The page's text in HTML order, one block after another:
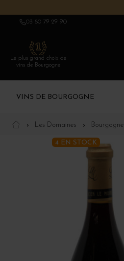
03 80 79 29 90
Le plus grand choix de
vins de Bourgogne
VINS DE BOURGOGNE
Les Domaines Bourgogne
4 EN STOCK